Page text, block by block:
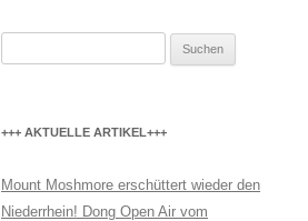
+++ AKTUELLE ARTIKEL+++
Mount Moshmore erschüttert wieder den
Niederrhein! Dong Open Air vom